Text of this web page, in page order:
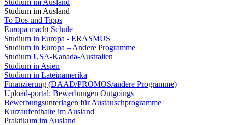
Studium im Ausland
Studium im Ausland
To Dos und Tipps
Europa macht Schule
Studium in Europa - ERASMUS
Studium in Europa – Andere Programme
Studium USA-Kanada-Australien
Studium in Asien
Studium in Lateinamerika
Finanzierung (DAAD/PROMOS/andere Programme)
Upload-portal: Bewerbungen Outgoings
Bewerbungsunterlagen für Austauschprogramme
Kurzaufenthalte im Ausland
Praktikum im Ausland